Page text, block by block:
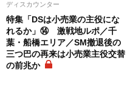
ディスカウンター
特集「DSは小売業の主役にな
れるか」⑭ 激戦地ルポ／千
葉・船橋エリア／SM撤退後の
三つ巴の再来は小売業主役交替
の前兆か